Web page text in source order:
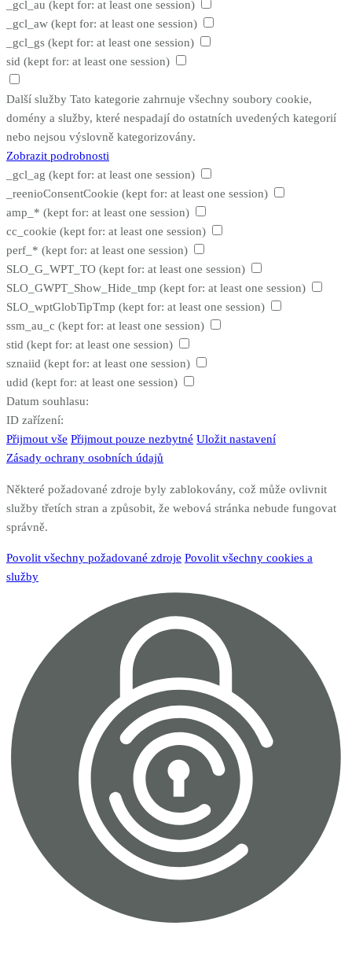
_gcl_au (kept for: at least one session)
_gcl_aw (kept for: at least one session)
_gcl_gs (kept for: at least one session)
sid (kept for: at least one session)
Další služby Tato kategorie zahrnuje všechny soubory cookie,
domény a služby, které nespadají do ostatních uvedených kategorií
nebo nejsou výslovně kategorizovány.
Zobrazit podrobnosti
_gcl_ag (kept for: at least one session)
_reenioConsentCookie (kept for: at least one session)
amp_* (kept for: at least one session)
cc_cookie (kept for: at least one session)
perf_* (kept for: at least one session)
SLO_G_WPT_TO (kept for: at least one session)
SLO_GWPT_Show_Hide_tmp (kept for: at least one session)
SLO_wptGlobTipTmp (kept for: at least one session)
ssm_au_c (kept for: at least one session)
stid (kept for: at least one session)
sznaiid (kept for: at least one session)
udid (kept for: at least one session)
Datum souhlasu:
ID zařízení:
Přijmout vše Přijmout pouze nezbytné Uložit nastavení
Zásady ochrany osobních údajů
Některé požadované zdroje byly zablokovány, což může ovlivnit
služby třetích stran a způsobit, že webová stránka nebude fungovat
správně.
Povolit všechny požadované zdroje Povolit všechny cookies a
služby